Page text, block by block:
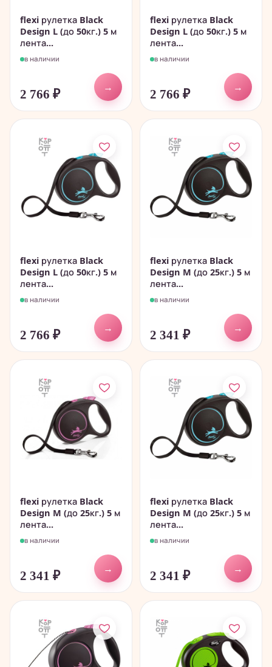
flexi рулетка Black
Design L (до 50кг.) 5 м
лента...
в наличии
2 766 ₽
→
flexi рулетка Black
Design L (до 50кг.) 5 м
лента...
в наличии
2 766 ₽
→
flexi рулетка Black
Design L (до 50кг.) 5 м
лента...
в наличии
2 766 ₽
→
flexi рулетка Black
Design M (до 25кг.) 5 м
лента...
в наличии
2 341 ₽
→
flexi рулетка Black
Design M (до 25кг.) 5 м
лента...
в наличии
2 341 ₽
→
flexi рулетка Black
Design M (до 25кг.) 5 м
лента...
в наличии
2 341 ₽
→